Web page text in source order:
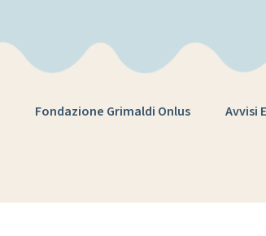
Fondazione Grimaldi Onlus Avvisi